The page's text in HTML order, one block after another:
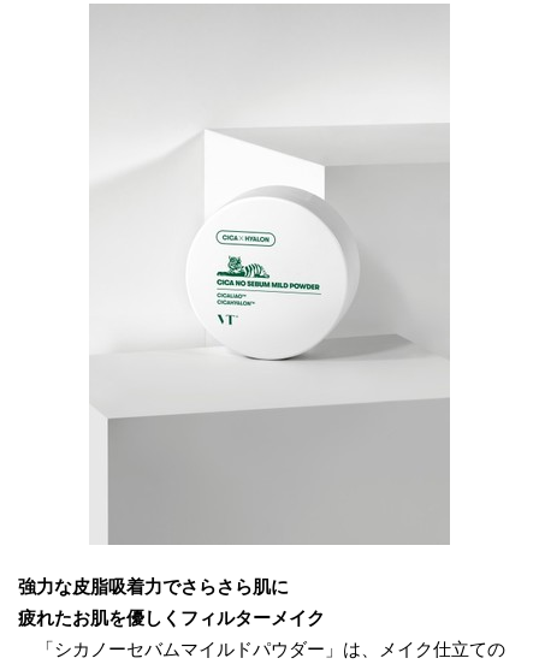
強力な皮脂吸着力でさらさら肌に
疲れたお肌を優しくフィルターメイク
「シカノーセバムマイルドパウダー」は、メイク仕立ての